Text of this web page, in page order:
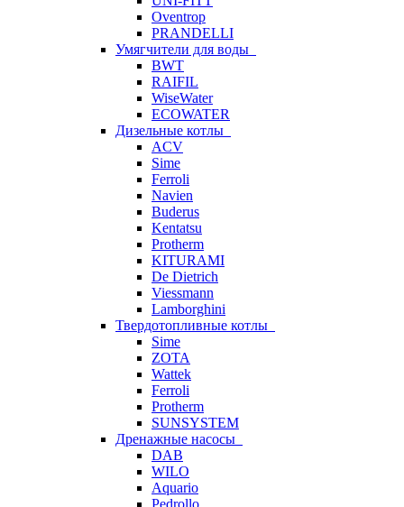
Oventrop
PRANDELLI
Умягчители для воды
BWT
RAIFIL
WiseWater
ECOWATER
Дизельные котлы
ACV
Sime
Ferroli
Navien
Buderus
Kentatsu
Protherm
KITURAMI
De Dietrich
Viessmann
Lamborghini
Твердотопливные котлы
Sime
ZOTA
Wattek
Ferroli
Protherm
SUNSYSTEM
Дренажные насосы
DAB
WILO
Aquario
Pedrollo